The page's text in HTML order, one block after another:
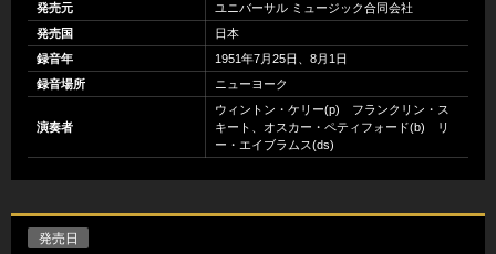
発売元
ユニバーサル ミュージック合同会社
発売国
日本
録音年
1951年7月25日、8月1日
録音場所
ニューヨーク
演奏者
ウィントン・ケリー(p) フランクリン・ス
キート、オスカー・ペティフォード(b) リ
ー・エイブラムス(ds)
発売日